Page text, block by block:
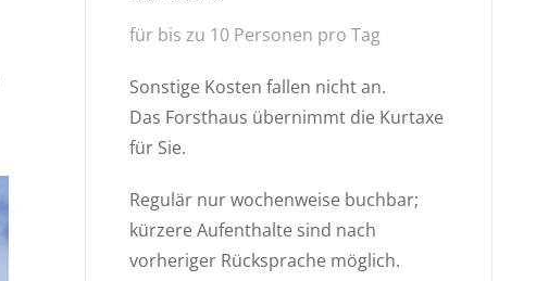
für bis zu 10 Personen pro Tag
Sonstige Kosten fallen nicht an.
Das Forsthaus übernimmt die Kurtaxe
für Sie.
Regulär nur wochenweise buchbar;
kürzere Aufenthalte sind nach
vorheriger Rücksprache möglich.